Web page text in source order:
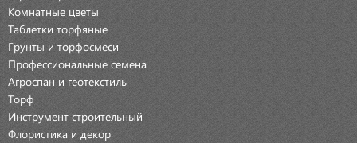
Комнатные цветы
Таблетки торфяные
Грунты и торфосмеси
Профессиональные семена
Агроспан и геотекстиль
Торф
Инструмент строительный
Флористика и декор